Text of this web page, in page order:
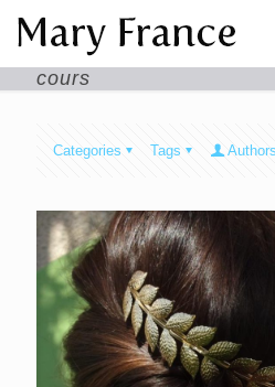
cours
Categories Tags Authors